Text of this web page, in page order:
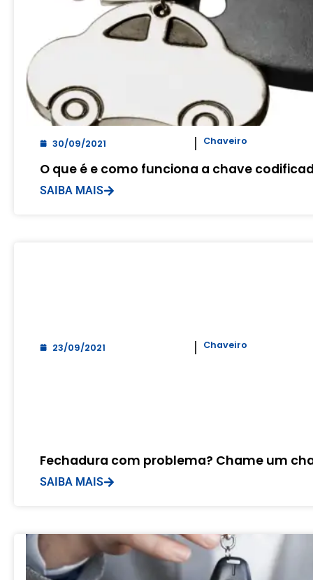
30/09/2021 Chaveiro
O que é e como funciona a chave
SAIBA MAIS
23/09/2021 Chaveiro
Fechadura com problema? Chame um
SAIBA MAIS